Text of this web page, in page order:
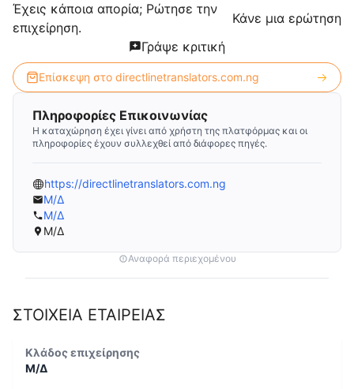
Έχεις κάποια απορία; Ρώτησε την
επιχείρηση.
Κάνε μια ερώτηση
Γράψε κριτική
Επίσκεψη στο directlinetranslators.com.ng
Πληροφορίες Επικοινωνίας
Η καταχώρηση έχει γίνει από χρήστη της πλατφόρμας και οι
πληροφορίες έχουν συλλεχθεί από διάφορες πηγές.
https://directlinetranslators.com.ng
Μ/Δ
Μ/Δ
Μ/Δ
Αναφορά περιεχομένου
ΣΤΟΙΧΕΙΑ ΕΤΑΙΡΕΙΑΣ
Κλάδος επιχείρησης
Μ/Δ